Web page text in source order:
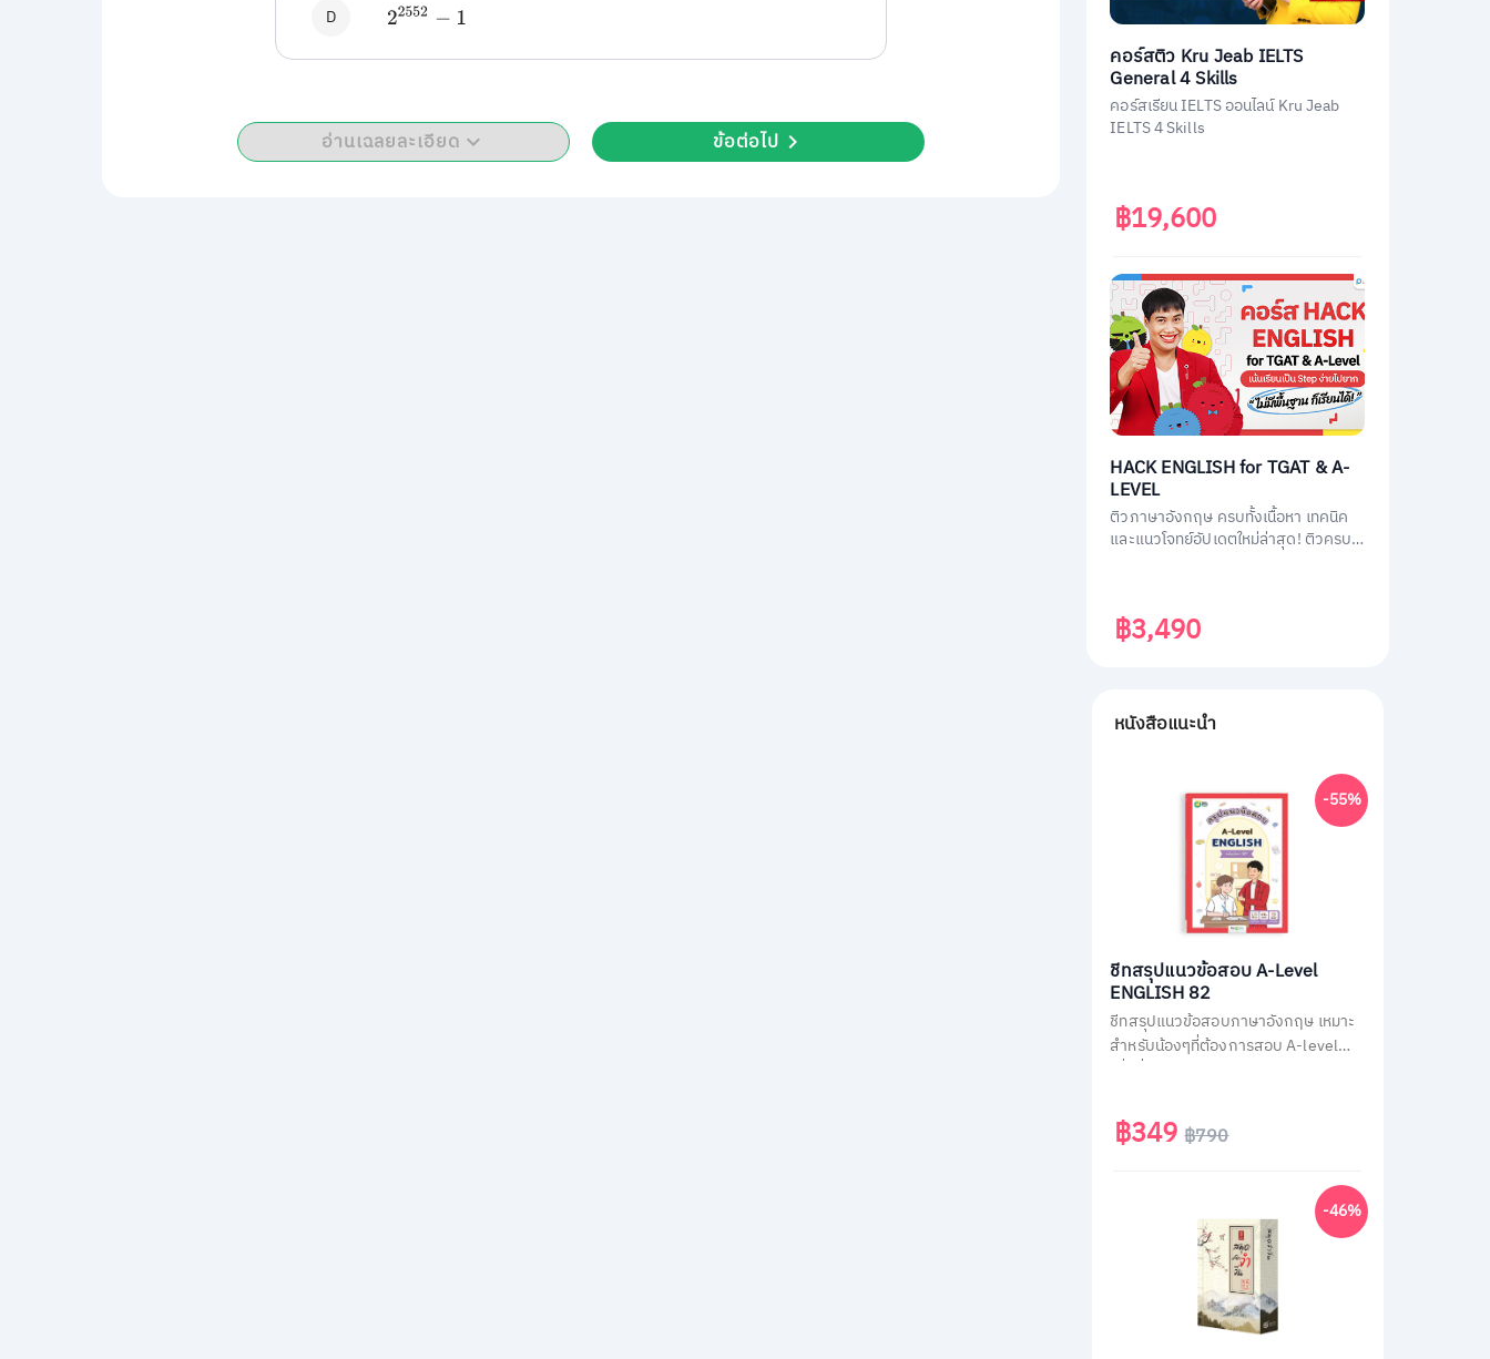
D 22552− 1
อ่านเฉลยละเอียด ข้อต่อไป
คอร์สติว Kru Jeab IELTS
General 4 Skills
คอร์สเรียน IELTS ออนไลน์ Kru Jeab
IELTS 4 Skills
฿19,600
HACK ENGLISH for TGAT & A-
LEVEL
ติวภาษาอังกฤษ ครบทั้งเนื้อหา เทคนิค
และแนวโจทย์อัปเดตใหม่ล่าสุด! ติวครบ
฿3,490
หนังสือแนะนำ
ชีทสรุปแนวข้อสอบ A-Level
ENGLISH 82
ชีทสรุปแนวข้อสอบภาษาอังกฤษ เหมาะ
สำหรับน้องๆที่ต้องการสอบ A-level
ฐานก็เข้าใจเองได้ง่ายๆ ใน 30 วัน
-55%
฿349฿790
-46%